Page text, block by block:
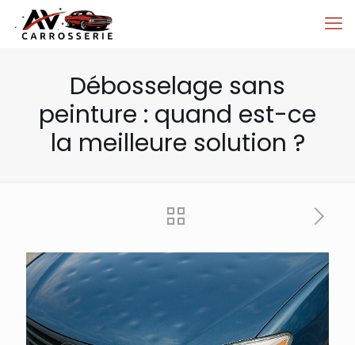
Débosselage sans
peinture : quand est-ce
la meilleure solution ?